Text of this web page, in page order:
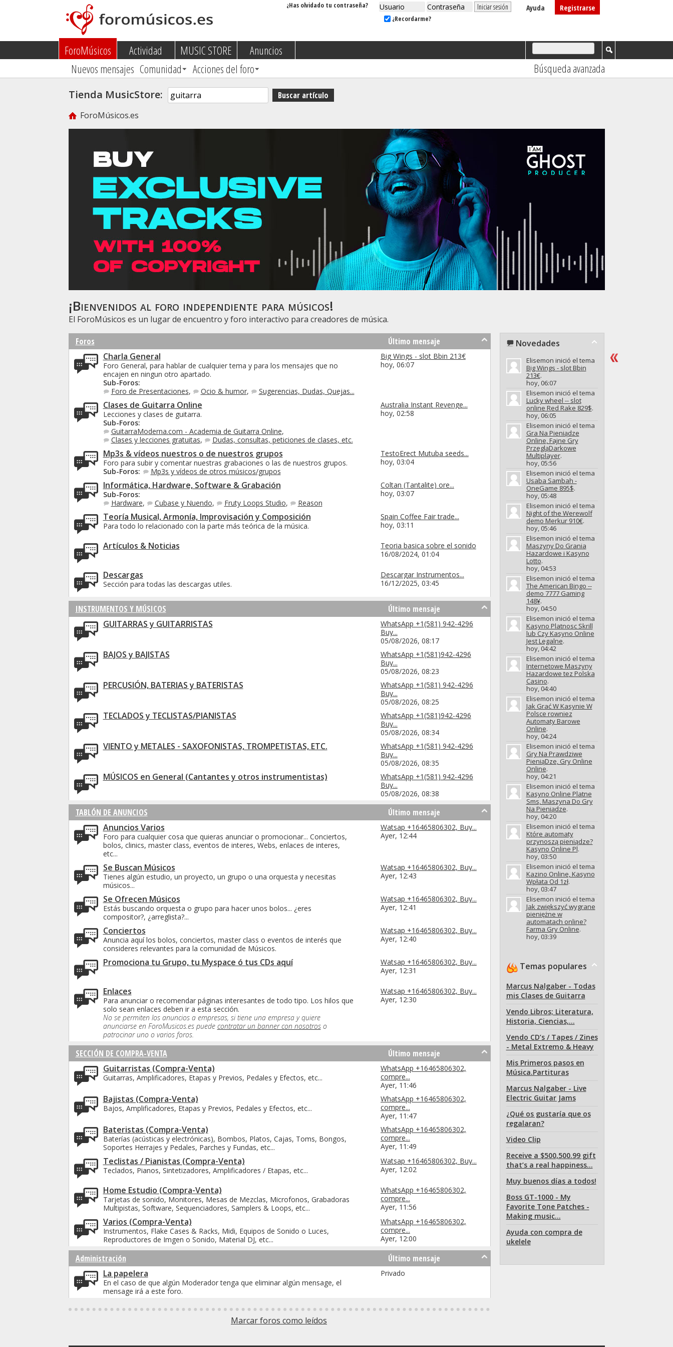
Registrarse
Ayuda
¿Recordarme?
¿Has olvidado tu contraseña?
ForoMúsicos
Nuevos mensajes Comunidad Acciones del foro
Actividad MUSIC STORE
Anuncios
Búsqueda avanzada
Tienda MusicStore:
ForoMúsicos.es
¡Bienvenidos al foro independiente para músicos!
El ForoMúsicos es un lugar de encuentro y foro interactivo para creadores de música.
Foros
Último mensaje
Charla General
Foro General, para hablar de cualquier tema y para los mensajes que no
encajen en ningun otro apartado.
Sub-Foros:
Foro de Presentaciones, Ocio & humor, Sugerencias, Dudas, Quejas...
Big Wings - slot Bbin 213€
hoy, 06:07
Clases de Guitarra Online
Lecciones y clases de guitarra.
Sub-Foros:
GuitarraModerna.com - Academia de Guitarra Online,
Clases y lecciones gratuitas, Dudas, consultas, peticiones de clases, etc.
Australia Instant Revenge...
hoy, 02:58
Mp3s & vídeos nuestros o de nuestros grupos
Foro para subir y comentar nuestras grabaciones o las de nuestros grupos.
Sub-Foros:
Mp3s y vídeos de otros músicos/grupos
TestoErect Mutuba seeds...
hoy, 03:04
Informática, Hardware, Software & Grabación
Sub-Foros:
Hardware, Cubase y Nuendo, Fruty Loops Studio, Reason
Coltan (Tantalite) ore...
hoy, 03:07
Teoría Musical, Armonía, Improvisación y Composición
Para todo lo relacionado con la parte más teórica de la música.
Spain Coffee Fair trade...
hoy, 03:11
Artículos & Noticias
Teoria basica sobre el sonido
16/08/2024, 01:04
Descargas
Sección para todas las descargas utiles.
Descargar Instrumentos...
16/12/2025, 03:45
INSTRUMENTOS Y MÚSICOS
Último mensaje
GUITARRAS y GUITARRISTAS
WhatsApp +1(581) 942-4296
Buy...
05/08/2026, 08:17
BAJOS y BAJISTAS
WhatsApp +1(581)942-4296
Buy...
05/08/2026, 08:23
PERCUSIÓN, BATERIAS y BATERISTAS
WhatsApp +1(581) 942-4296
Buy...
05/08/2026, 08:25
TECLADOS y TECLISTAS/PIANISTAS
WhatsApp +1(581)942-4296
Buy...
05/08/2026, 08:34
VIENTO y METALES - SAXOFONISTAS, TROMPETISTAS, ETC.
WhatsApp +1(581) 942-4296
Buy...
05/08/2026, 08:35
MÚSICOS en General (Cantantes y otros instrumentistas)
WhatsApp +1(581) 942-4296
Buy...
05/08/2026, 08:38
TABLÓN DE ANUNCIOS
Último mensaje
Anuncios Varios
Foro para cualquier cosa que quieras anunciar o promocionar... Conciertos,
bolos, clinics, master class, eventos de interes, Webs, enlaces de interes,
etc...
Watsap +16465806302, Buy...
Ayer, 12:44
Se Buscan Músicos
Tienes algún estudio, un proyecto, un grupo o una orquesta y necesitas
músicos...
Watsap +16465806302, Buy...
Ayer, 12:43
Se Ofrecen Músicos
Estás buscando orquesta o grupo para hacer unos bolos... ¿eres
compositor?, ¿arreglista?...
Watsap +16465806302, Buy...
Ayer, 12:41
Conciertos
Anuncia aquí los bolos, conciertos, master class o eventos de interés que
consideres relevantes para la comunidad de Músicos.
Watsap +16465806302, Buy...
Ayer, 12:40
Promociona tu Grupo, tu Myspace ó tus CDs aquí
Watsap +16465806302, Buy...
Ayer, 12:31
Enlaces
Para anunciar o recomendar páginas interesantes de todo tipo. Los hilos que
solo sean enlaces deben ir a esta sección.
No se permiten los anuncios a empresas, si tiene una empresa y quiere
anunciarse en ForoMusicos.es puede contratar un banner con nosotroso
patrocinar uno o varios foros.
Watsap +16465806302, Buy...
Ayer, 12:30
SECCIÓN DE COMPRA-VENTA
Último mensaje
Guitarristas (Compra-Venta)
Guitarras, Amplificadores, Etapas y Previos, Pedales y Efectos, etc...
WhatsApp +16465806302,
compre...
Ayer, 11:46
Bajistas (Compra-Venta)
Bajos, Amplificadores, Etapas y Previos, Pedales y Efectos, etc...
WhatsApp +16465806302,
compre...
Ayer, 11:47
Bateristas (Compra-Venta)
Baterías (acústicas y electrónicas), Bombos, Platos, Cajas, Toms, Bongos,
Soportes Herrajes y Pedales, Parches y Fundas, etc...
WhatsApp +16465806302,
compre...
Ayer, 11:49
Teclistas / Pianistas (Compra-Venta)
Teclados, Pianos, Sintetizadores, Amplificadores / Etapas, etc...
Watsap +16465806302, Buy...
Ayer, 12:02
Home Estudio (Compra-Venta)
Tarjetas de sonido, Monitores, Mesas de Mezclas, Microfonos, Grabadoras
Multipistas, Software, Sequenciadores, Samplers & Loops, etc...
WhatsApp +16465806302,
compre...
Ayer, 11:56
Varios (Compra-Venta)
Instrumentos, Flake Cases & Racks, Midi, Equipos de Sonido o Luces,
Reproductores de Imgen o Sonido, Material DJ, etc...
WhatsApp +16465806302,
compre...
Ayer, 12:00
Administración
Último mensaje
La papelera
En el caso de que algún Moderador tenga que eliminar algún mensage, el
mensage irá a este foro.
Privado
Marcar foros como leídos
Novedades
Elisemon inició el tema
Big Wings - slot Bbin
213€.
hoy, 06:07
Elisemon inició el tema
Lucky wheel -- slot
online Red Rake 829$.
hoy, 06:05
Elisemon inició el tema
Gra Na Pieniądze
Online, Fajne Gry
PrzegląDarkowe
Multiplayer.
hoy, 05:56
Elisemon inició el tema
Usaba Sambah -
OneGame 895$.
hoy, 05:48
Elisemon inició el tema
Night of the Werewolf
demo Merkur 910€.
hoy, 05:46
Elisemon inició el tema
Maszyny Do Grania
Hazardowe i Kasyno
Lotto.
hoy, 04:53
Elisemon inició el tema
The American Bingo --
demo 7777 Gaming
148¥.
hoy, 04:50
Elisemon inició el tema
Kasyno Platnosc Skrill
lub Czy Kasyno Online
Jest Legalne.
hoy, 04:42
Elisemon inició el tema
Internetowe Maszyny
Hazardowe tez Polska
Casino.
hoy, 04:40
Elisemon inició el tema
Jak Grać W Kasynie W
Polsce rowniez
Automaty Barowe
Online.
hoy, 04:24
Elisemon inició el tema
Gry Na Prawdziwe
PieniąDze, Gry Online
Online.
hoy, 04:21
Elisemon inició el tema
Kasyno Online Platne
Sms, Maszyna Do Gry
Na Pieniądze.
hoy, 04:20
Elisemon inició el tema
Które automaty
przynoszą pieniądze?
Kasyno Online Pl.
hoy, 03:50
Elisemon inició el tema
Kazino Online, Kasyno
Wpłata Od 1zł.
hoy, 03:47
Elisemon inició el tema
Jak zwiększyć wygrane
pieniężne w
automatach online?
Farma Gry Online.
hoy, 03:39
Temas populares
Marcus Nalgaber - Todas
mis Clases de Guitarra
Vendo Libros; Literatura,
Historia, Ciencias,...
Vendo CD’s / Tapes / Zines
- Metal Extremo & Heavy
Mis Primeros pasos en
Música.Partituras
Marcus Nalgaber - Live
Electric Guitar Jams
¿Qué os gustaría que os
regalaran?
Video Clip
Receive a $500,500.99 gift
that’s a real happiness...
Muy buenos días a todos!
Boss GT-1000 - My
Favorite Tone Patches -
Making music...
Ayuda con compra de
ukelele